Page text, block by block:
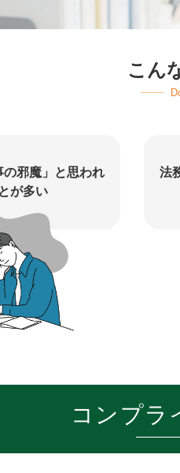
こん
邪魔」と思われ
が多い
法
コンプラ